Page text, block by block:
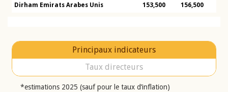
Dirham Emirats Arabes Unis 153,500 156,500
Principaux indicateurs
Taux directeurs
*estimations 2025 (sauf pour le taux d’inflation)